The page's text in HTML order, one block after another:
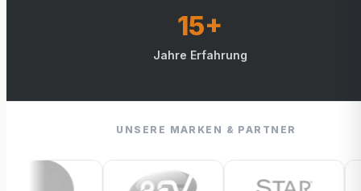
15+
Jahre Erfahrung
UNSERE MARKEN & PARTNER